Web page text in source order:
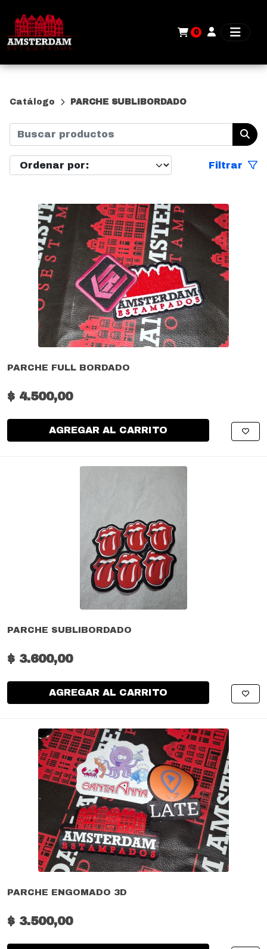
0
Catálogo PARCHE SUBLIBORDADO
Filtrar
PARCHE FULL BORDADO
$ 4.500,00
AGREGAR AL CARRITO
PARCHE SUBLIBORDADO
$ 3.600,00
AGREGAR AL CARRITO
PARCHE ENGOMADO 3D
$ 3.500,00